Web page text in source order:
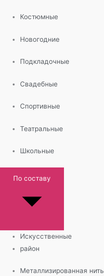
Костюмные
Новогодние
Подкладочные
Свадебные
Спортивные
Театральные
Школьные
По составу
Искусственные
район
Металлизированная нить